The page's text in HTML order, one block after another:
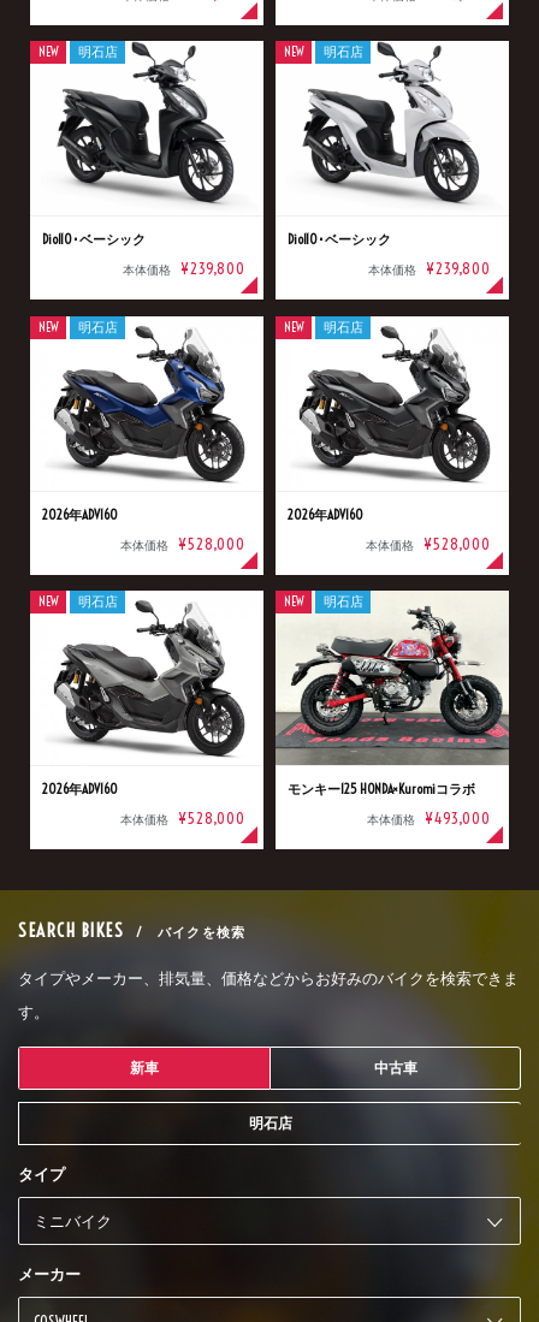
Dio110･ベーシック
本体価格 ¥239,800
NEW 明石店
Dio110･ベーシック
本体価格 ¥239,800
NEW 明石店
2026年ADV160
本体価格 ¥528,000
NEW 明石店
2026年ADV160
本体価格 ¥528,000
NEW 明石店
2026年ADV160
本体価格 ¥528,000
NEW 明石店
モンキー125 HONDA×Kuromiコラボ
本体価格 ¥493,000
NEW 明石店
SEARCH BIKES / バイクを検索
タイプやメーカー、排気量、価格などからお好みのバイクを検索できま
す。
新車 中古車
明石店
タイプ
メーカー